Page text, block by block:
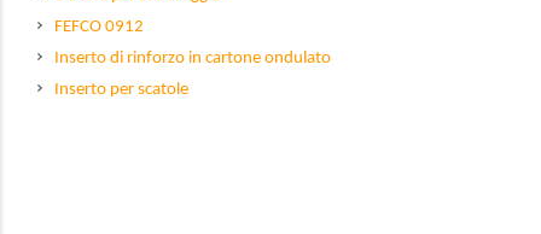
FEFCO 0912
Inserto di rinforzo in cartone ondulato
Inserto per scatole